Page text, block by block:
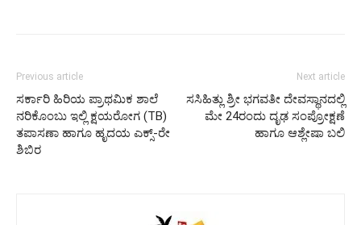
Previous article
ಸರ್ಕಾರಿ ಹಿರಿಯ ಪ್ರಾಥಮಿಕ ಶಾಲೆ
ನರಿಕೊಂಬು ಇಲ್ಲಿ ಕ್ಷಯರೋಗ (TB)
ತಪಾಸಣಾ ಹಾಗೂ ಹೃದಯ ಎಕ್ಸ್-ರೇ
ಶಿಬಿರ
Next article
ಸಸಿಹಿತ್ಲು ಶ್ರೀ ಭಗವತೀ ದೇವಸ್ಥಾನದಲ್ಲಿ
ಮೇ 24ರಂದು ದೃಢ ಸಂಪ್ರೋಕ್ಷಣೆ
ಹಾಗೂ ಆಶ್ಲೇಷಾ ಬಲಿ